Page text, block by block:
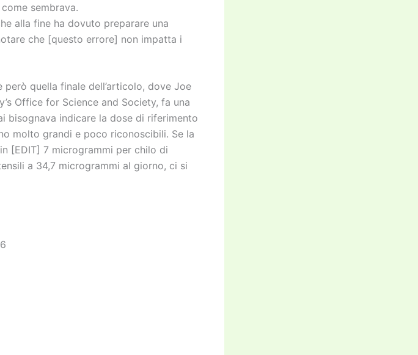
sembrava.
alla fine ha dovuto preparare una
che [questo errore] non impatta i
quella finale dell’articolo, dove Joe
Office for Science and Society, fa una
bisognava indicare la dose di riferimento
molto grandi e poco riconoscibili. Se la
[EDIT] 7 microgrammi per chilo di
a 34,7 microgrammi al giorno, ci si